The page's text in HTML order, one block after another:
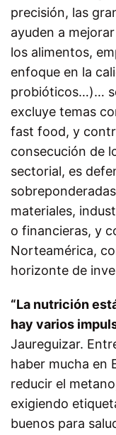
precisión, las
ayuden a
los alimentos,
enfoque en la
probióticos…)…
excluye temas
fast food, y
consecución de
sectorial, es
materiales,
o financieras, y
Norteamérica,
horizonte de
“La nutrición
hay varios
Jaureguizar.
haber mucha en
reducir el
exigiendo
buenos para